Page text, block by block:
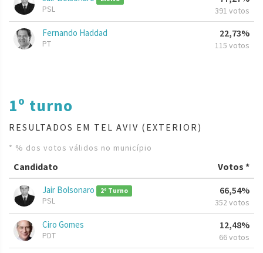
PSL 391 votos
Fernando Haddad
PT
22,73%
115 votos
1º turno
RESULTADOS EM TEL AVIV (EXTERIOR)
* % dos votos válidos no município
Candidato Votos *
Jair Bolsonaro 2º Turno
PSL
66,54%
352 votos
Ciro Gomes
PDT
12,48%
66 votos